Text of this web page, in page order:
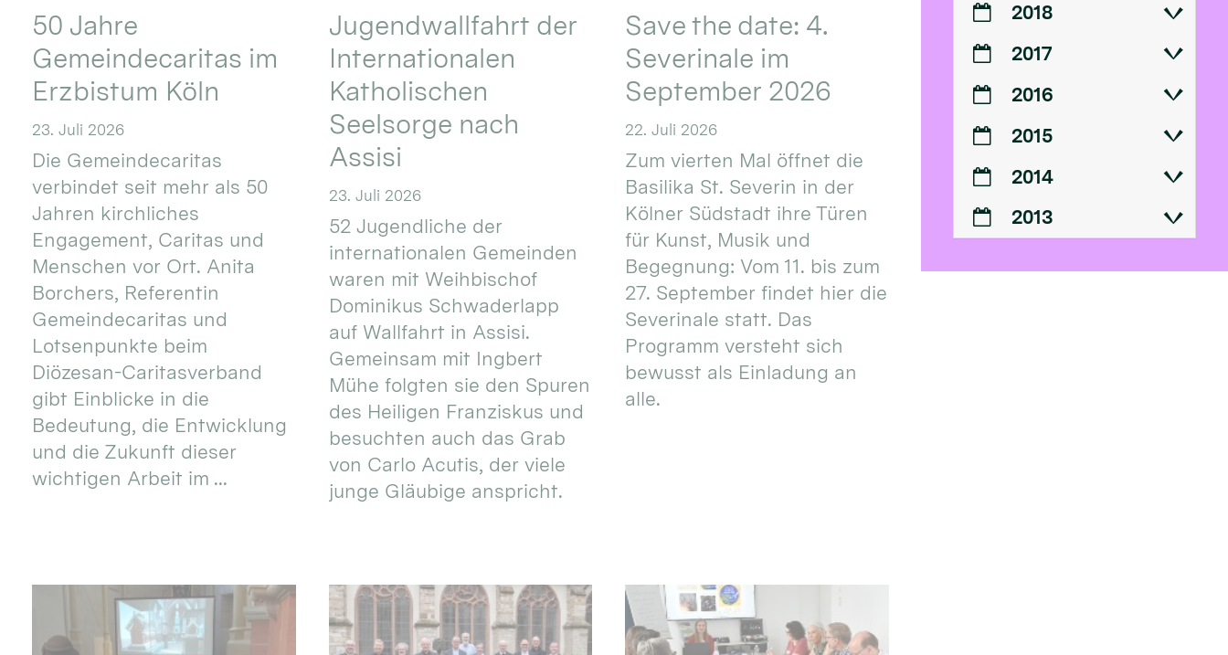
50 Jahre
Gemeindecaritas im
Erzbistum Köln
23. Juli 2026
Die Gemeindecaritas
verbindet seit mehr als 50
Jahren kirchliches
Engagement, Caritas und
Menschen vor Ort. Anita
Borchers, Referentin
Gemeindecaritas und
Lotsenpunkte beim
Diözesan-Caritasverband
gibt Einblicke in die
Bedeutung, die Entwicklung
und die Zukunft dieser
wichtigen Arbeit im ...
Jugendwallfahrt der
Internationalen
Katholischen
Seelsorge nach
Assisi
23. Juli 2026
52 Jugendliche der
internationalen Gemeinden
waren mit Weihbischof
Dominikus Schwaderlapp
auf Wallfahrt in Assisi.
Gemeinsam mit Ingbert
Mühe folgten sie den Spuren
des Heiligen Franziskus und
besuchten auch das Grab
von Carlo Acutis, der viele
junge Gläubige anspricht.
Save the date: 4.
Severinale im
September 2026
22. Juli 2026
Zum vierten Mal öffnet die
Basilika St. Severin in der
Kölner Südstadt ihre Türen
für Kunst, Musik und
Begegnung: Vom 11. bis zum
27. September findet hier die
Severinale statt. Das
Programm versteht sich
bewusst als Einladung an
alle.
2018
2017
2016
2015
2014
2013